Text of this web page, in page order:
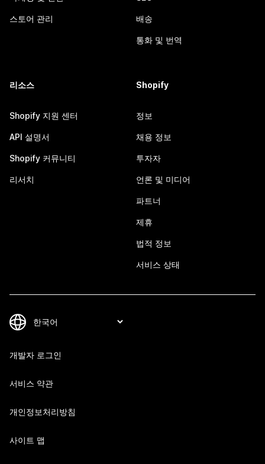
스토어 관리 배송
통화 및 번역
리소스
Shopify 지원 센터
API 설명서
Shopify 커뮤니티
리서치
Shopify
정보
채용 정보
투자자
언론 및 미디어
파트너
제휴
법적 정보
서비스 상태
개발자 로그인
서비스 약관
개인정보처리방침
사이트 맵